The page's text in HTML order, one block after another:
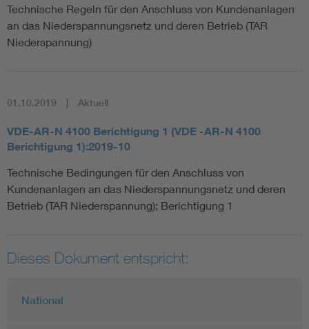
Technische Regeln für den Anschluss von Kundenanlagen
an das Niederspannungsnetz und deren Betrieb (TAR
Niederspannung)
01.10.2019 Aktuell
VDE-AR-N 4100 Berichtigung 1 (VDE -AR-N 4100
Berichtigung 1):2019-10
Technische Bedingungen für den Anschluss von
Kundenanlagen an das Niederspannungsnetz und deren
Betrieb (TAR Niederspannung); Berichtigung 1
Dieses Dokument entspricht:
National